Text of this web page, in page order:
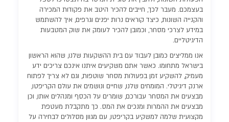
בעצמכם. מעבר לכך, חייבים להכיר היטב את פקודות המכירה
והקנייה השונות, כיצד קוראים נרות יפנים וגרפים, איך להשתמש
במידע לצרכי מסחר, וכמובן להכיר לעומק את שוק המטבעות
הדיגיטליים.
אנו ממליצים כמובן לעבוד עם בית ההשקעות שלנו, שהוא הראשון
בישראל מתחומו. כאשר אתם משקיעים איתנו אינכם צריכים ידע
מעמיק, להשקיע זמן בפעולות מסחר שוטפות, וגם לא צריך לפתוח
ארנק דיגיטלי. המומחים שלנו, שחיים ונושמים את עולם הקריפטו,
מבצעים את המסחר עבורכם, שומרים על הכסף ומנהלים אותו, וכן
מבצעים את ההמרות ומנכים את המס. כך מתקבלת מעטפת
מקצועית שלמה למשקיע בקריפטו, עם מגוון מסלולים לבחירה על